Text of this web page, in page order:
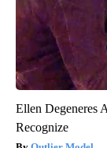
Ellen Degeneres
Recognize